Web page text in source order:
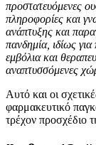
προστατευόμενες
πληροφορίες και
ανάπτυξης και
πανδημία, ιδίως
εμβόλια και
αναπτυσσόμενες
Αυτό και οι
φαρμακευτικό
τρέχον προσχέδιο